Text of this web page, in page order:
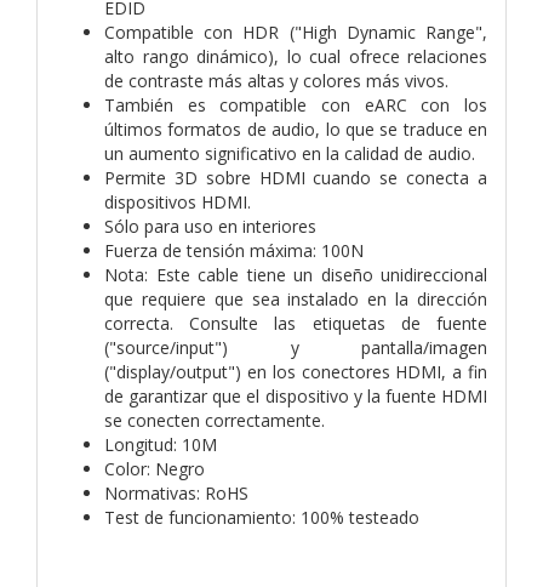
EDID
Compatible con HDR ("High Dynamic Range",
alto rango dinámico), lo cual ofrece relaciones
de contraste más altas y colores más vivos.
También es compatible con eARC con los
últimos formatos de audio, lo que se traduce en
un aumento significativo en la calidad de audio.
Permite 3D sobre HDMI cuando se conecta a
dispositivos HDMI.
Sólo para uso en interiores
Fuerza de tensión máxima: 100N
Nota: Este cable tiene un diseño unidireccional
que requiere que sea instalado en la dirección
correcta. Consulte las etiquetas de fuente
("source/input") y pantalla/imagen
("display/output") en los conectores HDMI, a fin
de garantizar que el dispositivo y la fuente HDMI
se conecten correctamente.
Longitud: 10M
Color: Negro
Normativas: RoHS
Test de funcionamiento: 100% testeado